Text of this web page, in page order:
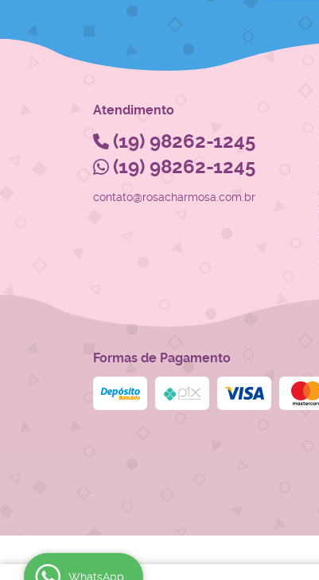
Atendimento
(19) 98262-1245
(19) 98262-1245
contato@rosacharmosa.com.br
Formas de Pagamento
WhatsApp